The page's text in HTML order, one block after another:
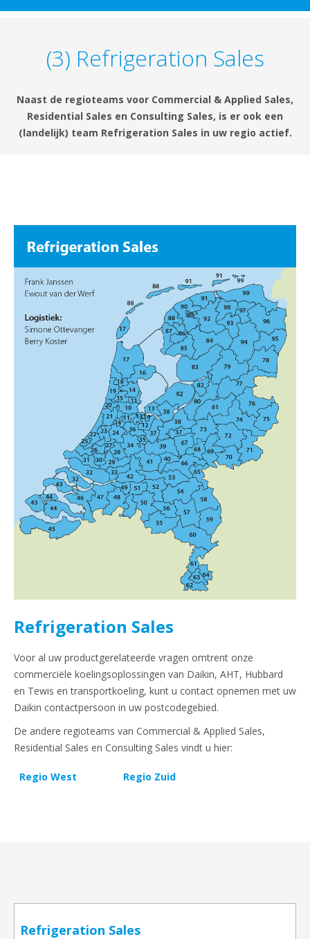
(3) Refrigeration Sales
Naast de regioteams voor Commercial & Applied Sales,
Residential Sales en Consulting Sales, is er ook een
(landelijk) team Refrigeration Sales in uw regio actief.
Refrigeration Sales
Voor al uw productgerelateerde vragen omtrent onze
commerciële koelingsoplossingen van Daikin, AHT, Hubbard
en Tewis en transportkoeling, kunt u contact opnemen met uw
Daikin contactpersoon in uw postcodegebied.
De andere regioteams van Commercial & Applied Sales,
Residential Sales en Consulting Sales vindt u hier:
Regio West Regio Zuid
Refrigeration Sales